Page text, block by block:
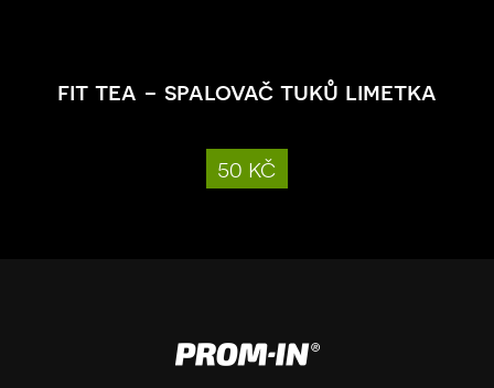
fit tea - spalovač tuků limetka
50 kč